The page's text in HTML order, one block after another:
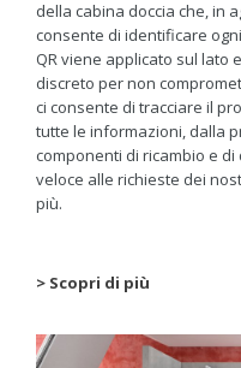
della cabina doccia che, in
consente di identificare
QR viene applicato sul lato
discreto per non
ci consente di tracciare il
tutte le informazioni, dalla
componenti di ricambio e
veloce alle richieste dei
più.
> Scopri di più